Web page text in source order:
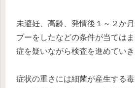
未避妊、高齢、発情後１～２か
プーをしたなどの条件が当ては
症を疑いながら検査を進めていき
症状の重さには細菌が産生する